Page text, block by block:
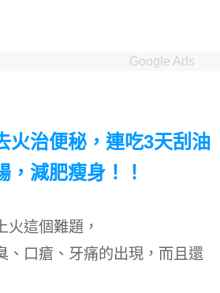
Google Ads
火治便秘，連吃3天刮油
，減肥瘦身！！
火這個難題，
、口瘡、牙痛的出現，而且還